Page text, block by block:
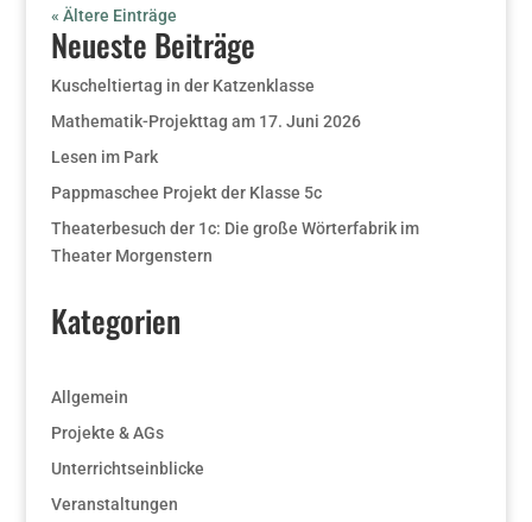
« Ältere Einträge
Neueste Beiträge
Kuscheltiertag in der Katzenklasse
Mathematik-Projekttag am 17. Juni 2026
Lesen im Park
Pappmaschee Projekt der Klasse 5c
Theaterbesuch der 1c: Die große Wörterfabrik im
Theater Morgenstern
Kategorien
Allgemein
Projekte & AGs
Unterrichtseinblicke
Veranstaltungen